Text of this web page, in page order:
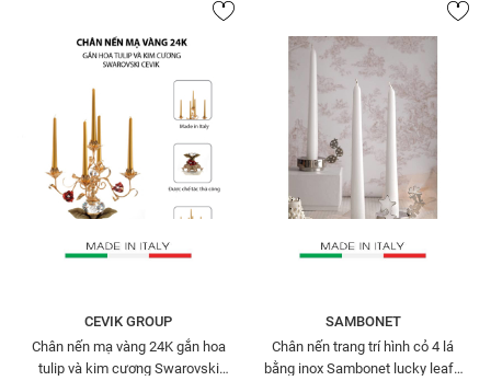
CEVIK GROUP
Chân nến mạ vàng 24K gắn hoa
tulip và kim cương Swarovski
SAMBONET
Chân nến trang trí hình cỏ 4 lá
bằng inox Sambonet lucky leaf -